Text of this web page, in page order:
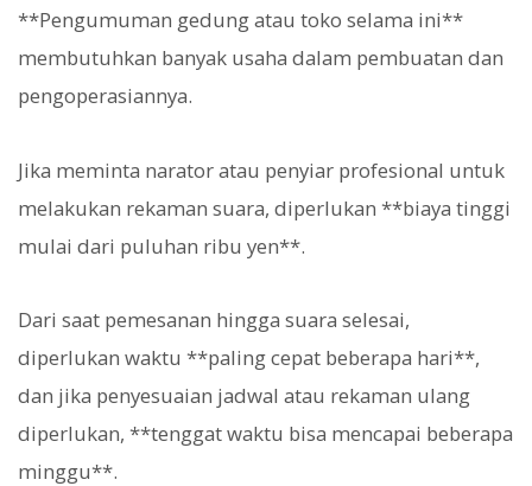
**Pengumuman gedung atau toko selama ini**
membutuhkan banyak usaha dalam pembuatan dan
pengoperasiannya.
Jika meminta narator atau penyiar profesional untuk
melakukan rekaman suara, diperlukan **biaya tinggi
mulai dari puluhan ribu yen**.
Dari saat pemesanan hingga suara selesai,
diperlukan waktu **paling cepat beberapa hari**,
dan jika penyesuaian jadwal atau rekaman ulang
diperlukan, **tenggat waktu bisa mencapai beberapa
minggu**.